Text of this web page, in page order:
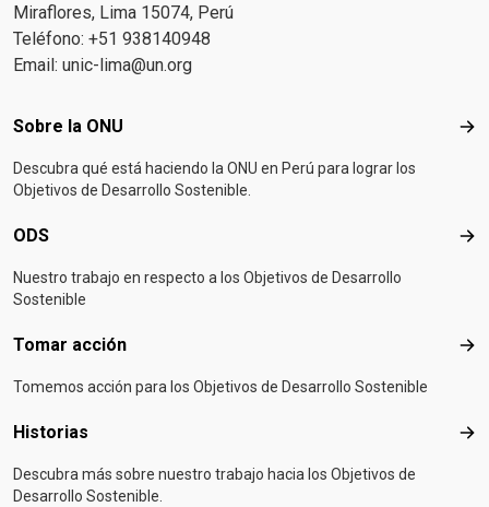
Miraflores, Lima 15074, Perú
Teléfono: +51 938140948
Email: unic-lima@un.org
Footer menu
Sobre la ONU
Descubra qué está haciendo la ONU en Perú para lograr los
Objetivos de Desarrollo Sostenible.
ODS
Nuestro trabajo en respecto a los Objetivos de Desarrollo
Sostenible
Tomar acción
Tomemos acción para los Objetivos de Desarrollo Sostenible
Historias
Descubra más sobre nuestro trabajo hacia los Objetivos de
Desarrollo Sostenible.